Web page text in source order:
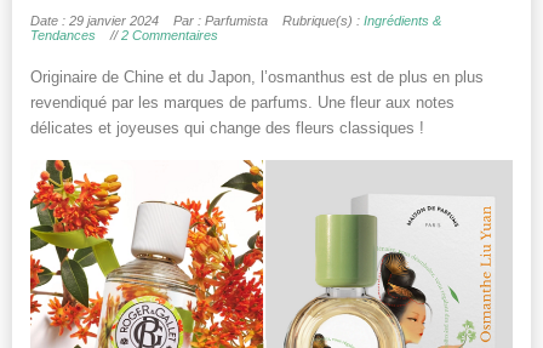
Date : 29 janvier 2024 Par : Parfumista Rubrique(s) : Ingrédients &
Tendances
//2 Commentaires
Originaire de Chine et du Japon, l’osmanthus est de plus en plus
revendiqué par les marques de parfums. Une fleur aux notes
délicates et joyeuses qui change des fleurs classiques !